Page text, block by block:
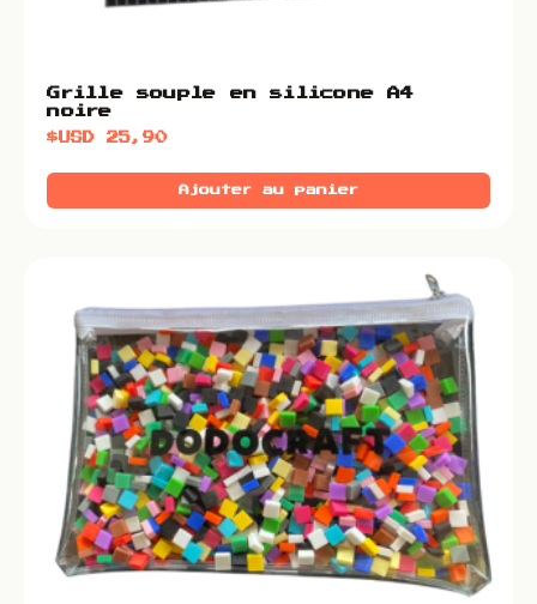
Grille souple en silicone A4
noire
$USD25,90
Ajouter au panier